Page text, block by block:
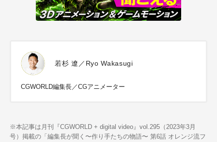
若杉 遼／Ryo Wakasugi
CGWORLD編集長／CGアニメーター
※本記事は月刊『CGWORLD + digital video』vol.295（2023年3月
号）掲載の「編集長が聞く〜作り手たちの物語〜 第6話 オレンジ流フ